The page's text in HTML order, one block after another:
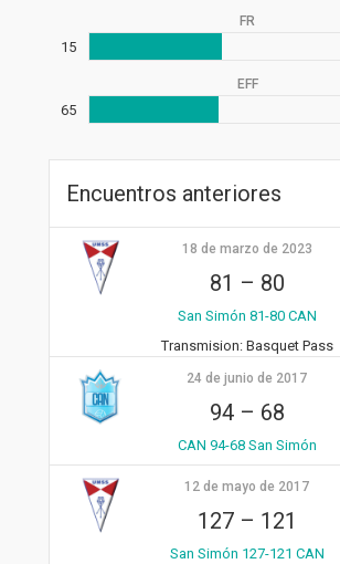
FR
15
EFF
65
Encuentros anteriores
18 de marzo de 2023
81 – 80
San Simón 81-80 CAN
Transmision:Basquet Pass
24 de junio de 2017
94– 68
CAN 94-68 San Simón
12 de mayo de 2017
127– 121
San Simón 127-121 CAN